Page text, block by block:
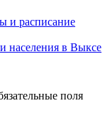
и расписание
населения в Выксе
поля